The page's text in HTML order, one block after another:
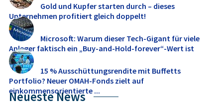
Gold und Kupfer starten durch – dieses
Unternehmen profitiert gleich doppelt!
Microsoft: Warum dieser Tech-Gigant für viele
Anleger faktisch ein „Buy-and-Hold-forever“-Wert ist
15 % Ausschüttungsrendite mit Buffetts
Portfolio? Neuer OMAH-Fonds zielt auf
einkommensorientierte ...
Neueste News